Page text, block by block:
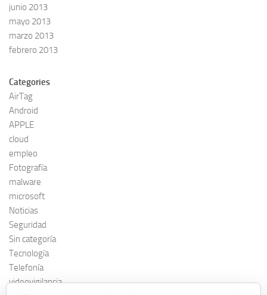
junio 2013
mayo 2013
marzo 2013
febrero 2013
Categories
AirTag
Android
APPLE
cloud
empleo
Fotografía
malware
microsoft
Noticias
Seguridad
Sin categoría
Tecnología
Telefonía
videovigilancia